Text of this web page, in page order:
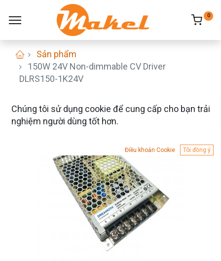
0
Sản phẩm
150W 24V Non-dimmable CV Driver
DLRS150-1K24V
Chúng tôi sử dụng cookie để cung cấp cho bạn trải
nghiệm người dùng tốt hơn.
Điều khoản Cookie Tôi đồng ý